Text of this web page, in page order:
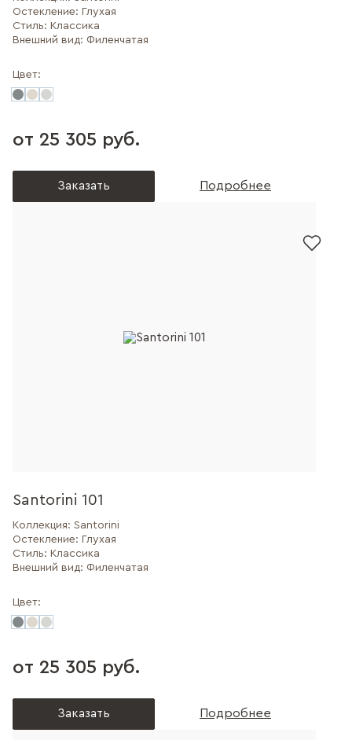
Остекление: Глухая
Стиль: Классика
Внешний вид: Филенчатая
Цвет:
от 25 305 руб.
Заказать Подробнее
Santorini 101
Коллекция: Santorini
Остекление: Глухая
Стиль: Классика
Внешний вид: Филенчатая
Цвет:
от 25 305 руб.
Заказать Подробнее